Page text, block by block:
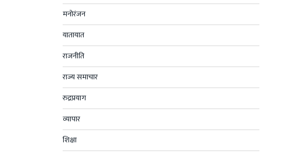
मनोरंजन
यातायात
राजनीति
राज्य समाचार
रुद्रप्रयाग
व्यापार
शिक्षा